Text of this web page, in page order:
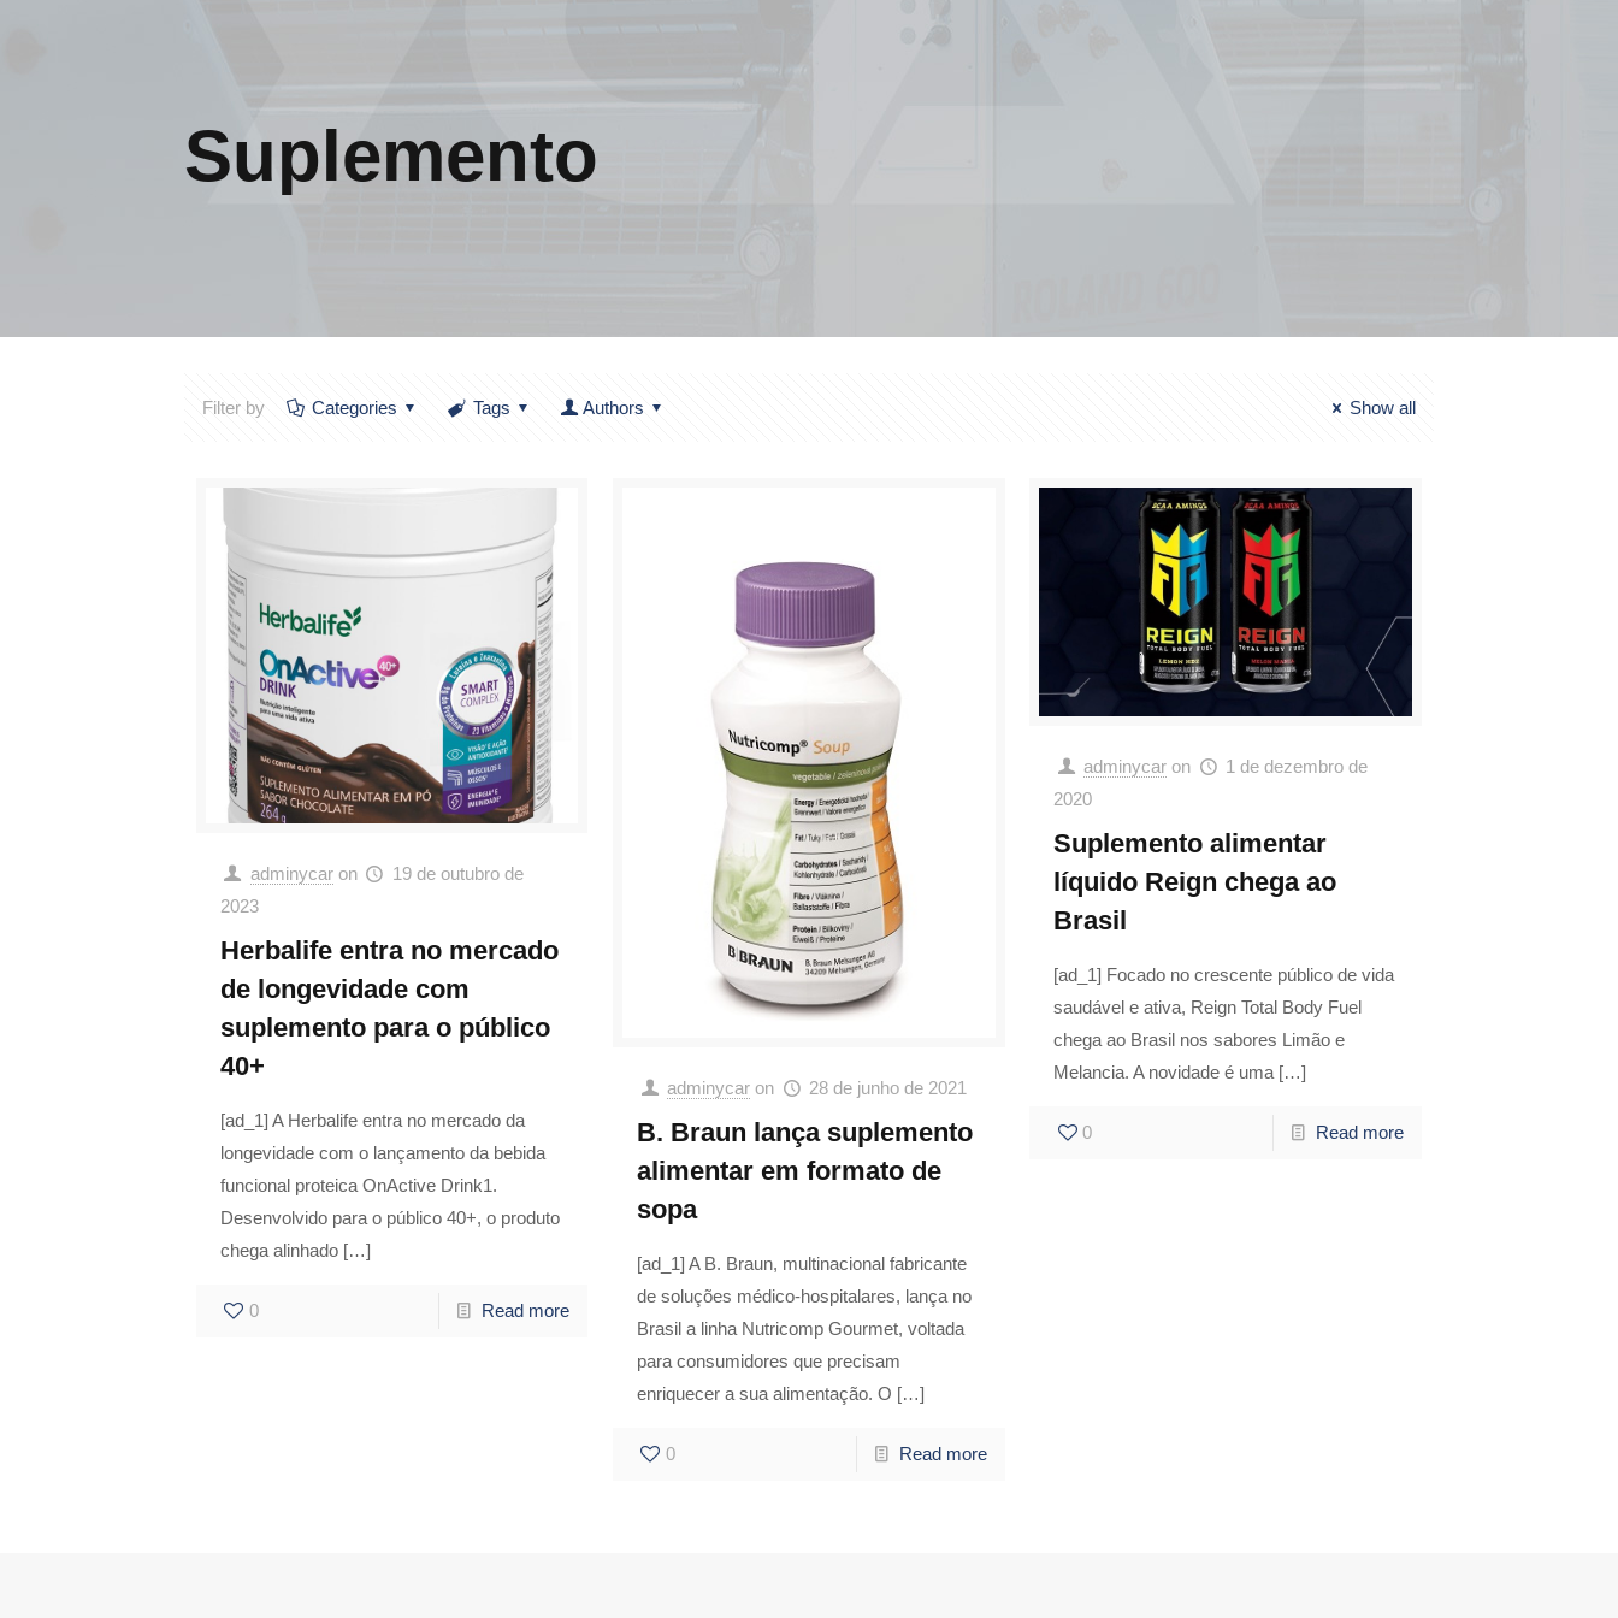
Suplemento
Filter by Categories Tags Authors Show all
adminycar on
19 de outubro de
2023
Herbalife entra no mercado
de longevidade com
suplemento para o público
40+
[ad_1] A Herbalife entra no mercado da
longevidade com o lançamento da bebida
funcional proteica OnActive Drink1.
Desenvolvido para o público 40+, o produto
chega alinhado[…]
0 Read more
adminycar on 28 de junho de 2021
B. Braun lança suplemento
alimentar em formato de
sopa
[ad_1] A B. Braun, multinacional fabricante
de soluções médico-hospitalares, lança no
Brasil a linha Nutricomp Gourmet, voltada
para consumidores que precisam
enriquecer a sua alimentação. O […]
0 Read more
adminycar on
1 de dezembro de
2020
Suplemento alimentar
líquido Reign chega ao
Brasil
[ad_1] Focado no crescente público de vida
saudável e ativa, Reign Total Body Fuel
chega ao Brasil nos sabores Limão e
Melancia. A novidade é uma […]
0 Read more